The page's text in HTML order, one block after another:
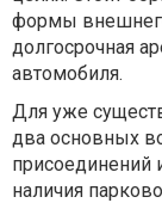
формы
долгосрочная
автомобиля.
Для уже
два основных
присоединений
наличия